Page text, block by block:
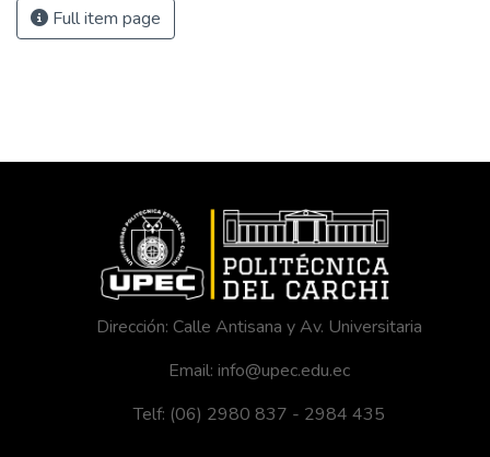
Full item page
Dirección: Calle Antisana y Av. Universitaria
Email: info@upec.edu.ec
Telf: (06) 2980 837 - 2984 435